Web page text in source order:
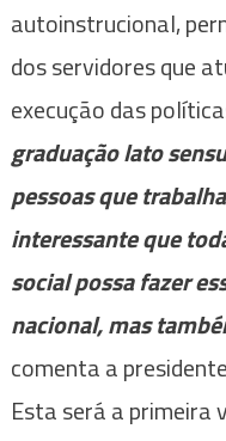
autoinstrucional,
dos servidores que
execução das
graduação lato
pessoas que
interessante que
social possa fazer
nacional, mas
comenta a
Esta será a primeira